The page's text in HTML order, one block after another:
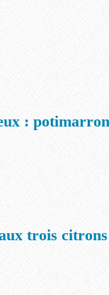
:
trois citrons